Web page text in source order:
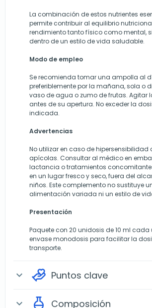
La combinación de estos nutrientes
permite contribuir al equilibrio
rendimiento tanto físico como mental,
dentro de un estilo de vida saludable.
Modo de empleo
Se recomienda tomar una ampolla al
preferiblemente por la mañana, sola o
vaso de agua o zumo de frutas. Agitar
antes de su apertura. No exceder la
indicada.
Advertencias
No utilizar en caso de hipersensibilidad
apícolas. Consultar al médico en
lactancia o tratamientos
en un lugar fresco y seco, fuera del
niños. Este complemento no sustituye
alimentación variada ni un estilo de
Presentación
Paquete con 20 unidosis de 10 ml cada
envase monodosis para facilitar la
transporte.
expand_more Puntos clave
expand_more Composición